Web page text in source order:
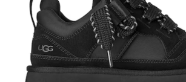
Veste
Pantaloni
Pantaloni scurți
Rochii/Fuste
Treninguri
Tricouri
Treninguri
Tricouri